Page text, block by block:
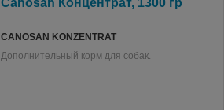
Canosan Концентрат, 1300 гр
CANOSAN KONZENTRAT
Дополнительный корм для собак.